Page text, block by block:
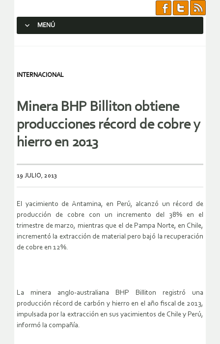
MENÚ
INTERNACIONAL
Minera BHP Billiton obtiene
producciones récord de cobre y
hierro en 2013
19 JULIO, 2013
El yacimiento de Antamina, en Perú, alcanzó un récord de
producción de cobre con un incremento del 38% en el
trimestre de marzo, mientras que el de Pampa Norte, en Chile,
incrementó la extracción de material pero bajó la recuperación
de cobre en 12%.
La minera anglo-australiana BHP Billiton registró una
producción récord de carbón y hierro en el año fiscal de 2013,
impulsada por la extracción en sus yacimientos de Chile y Perú,
informó la compañía.